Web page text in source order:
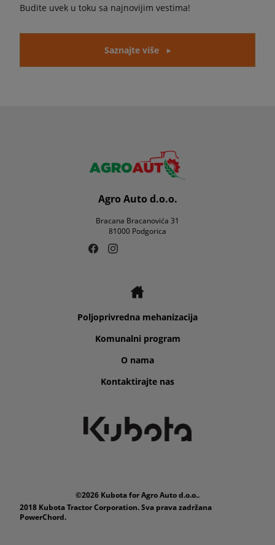
Budite uvek u toku sa najnovijim vestima!
Saznajte više
Agro Auto d.o.o.
Bracana Bracanovića 31
81000 Podgorica
Poljoprivredna mehanizacija
Komunalni program
O nama
Kontaktirajte nas
©2026 Kubota for Agro Auto d.o.o..
2018 Kubota Tractor Corporation. Sva prava zadržana
PowerChord.